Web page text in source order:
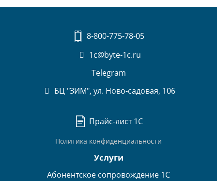
8-800-775-78-05
1c@byte-1c.ru
Telegram
БЦ "ЗИМ", ул. Ново-садовая, 106
Прайс-лист 1С
Политика конфиденциальности
Услуги
Абонентское сопровождение 1С